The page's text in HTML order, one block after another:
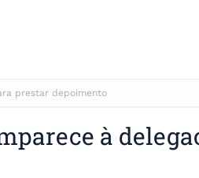
prestar depoimento
à